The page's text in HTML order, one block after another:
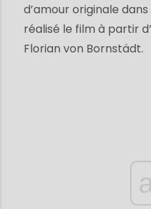
d’amour originale dans
réalisé le film à partir
Florian von Bornstädt.